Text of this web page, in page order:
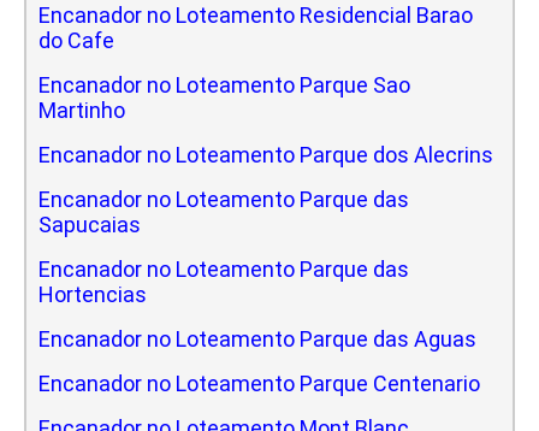
Encanador no Loteamento Residencial Barao
do Cafe
Encanador no Loteamento Parque Sao
Martinho
Encanador no Loteamento Parque dos Alecrins
Encanador no Loteamento Parque das
Sapucaias
Encanador no Loteamento Parque das
Hortencias
Encanador no Loteamento Parque das Aguas
Encanador no Loteamento Parque Centenario